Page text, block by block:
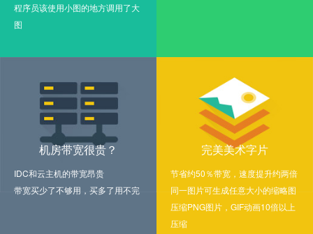
程序员该使用小图的地方调用了大
图
机房带宽很贵？
IDC和云主机的带宽昂贵
带宽买少了不够用，买多了用不完
完美美术字片
节省约50％带宽，速度提升约两倍
同一图片可生成任意大小的缩略图
压缩PNG图片，GIF动画10倍以上
压缩